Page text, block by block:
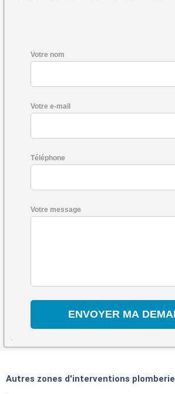
Votre nom
Votre e-mail
Téléphone
Votre message
Autres zones d'interventions plomberie